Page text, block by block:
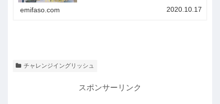
もともと進研ゼミのチャレンジをやって...
emifaso.com 2020.10.17
チャレンジイングリッシュ
スポンサーリンク